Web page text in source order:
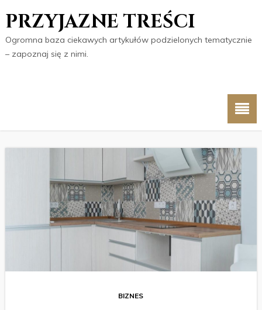
PRZYJAZNE TREŚCI
Ogromna baza ciekawych artykułów podzielonych tematycznie
– zapoznaj się z nimi.
BIZNES